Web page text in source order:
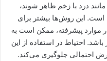
درد یا زخم ظاهر شوند،
این روش‌ها بیشتر برای
موارد پیشرفته، ممکن است به
باشد. احتیاط در استفاده از این
احتمالی جلوگیری می‌کند.